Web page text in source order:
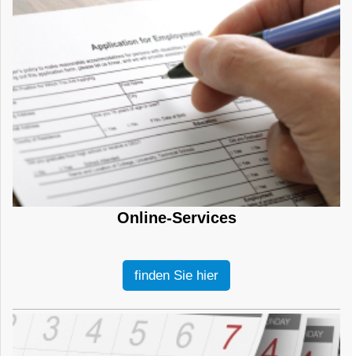
Online-Services
finden Sie hier